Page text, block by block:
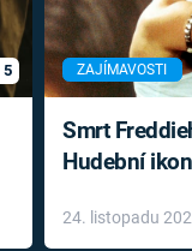
5 ZAJÍMAVOSTI
Smrt
Hudební
léky
24. listopadu